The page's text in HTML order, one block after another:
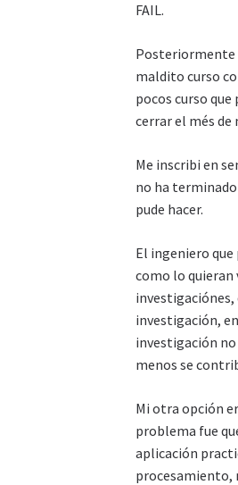
FAIL.
Posteriormente
maldito curso
pocos curso que
cerrar el més de
Me inscribi en
no ha
pude hacer.
El ingeniero que
como lo quieran
investigaciónes,
investigación,
investigación
menos se
Mi otra opción
problema fue
aplicación
procesamiento,